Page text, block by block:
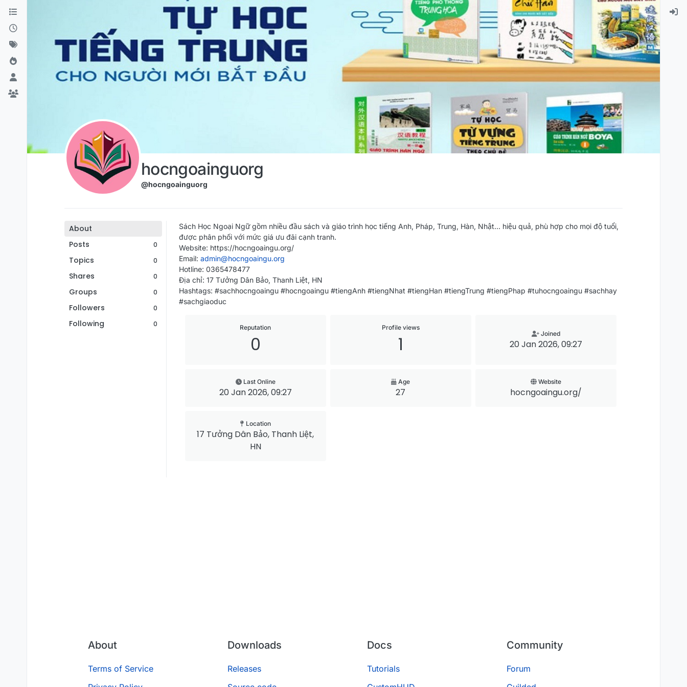
Skip to content
hocngoainguorg
@hocngoainguorg
About
Posts
0
Topics 0
Shares 0
Groups 0
Followers 0
Following 0
Sách Học Ngoại Ngữ gồm nhiều đầu sách và giáo trình học tiếng Anh, Pháp, Trung, Hàn, Nhật… hiệu quả, phù hợp cho mọi độ tuổi,
được phân phối với mức giá ưu đãi cạnh tranh.
Website: https://hocngoaingu.org/
Email: admin@hocngoaingu.org
Hotline: 0365478477
Địa chỉ: 17 Tưởng Dân Bảo, Thanh Liệt, HN
Hashtags: #sachhocngoaingu #hocngoaingu #tiengAnh #tiengNhat #tiengHan #tiengTrung #tiengPhap #tuhocngoaingu #sachhay
#sachgiaoduc
Reputation
0
Profile views
1 Joined
20 Jan 2026, 09:27
Last Online
20 Jan 2026, 09:27
Age
27
Website
hocngoaingu.org/
Location
17 Tưởng Dân Bảo, Thanh Liệt,
HN
About
Terms of Service
Downloads
Releases
Docs
Tutorials
Community
Forum